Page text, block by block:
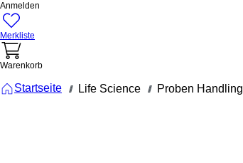
Anmelden
Merkliste
Warenkorb
Startseite /// Life Science /// Proben Handling